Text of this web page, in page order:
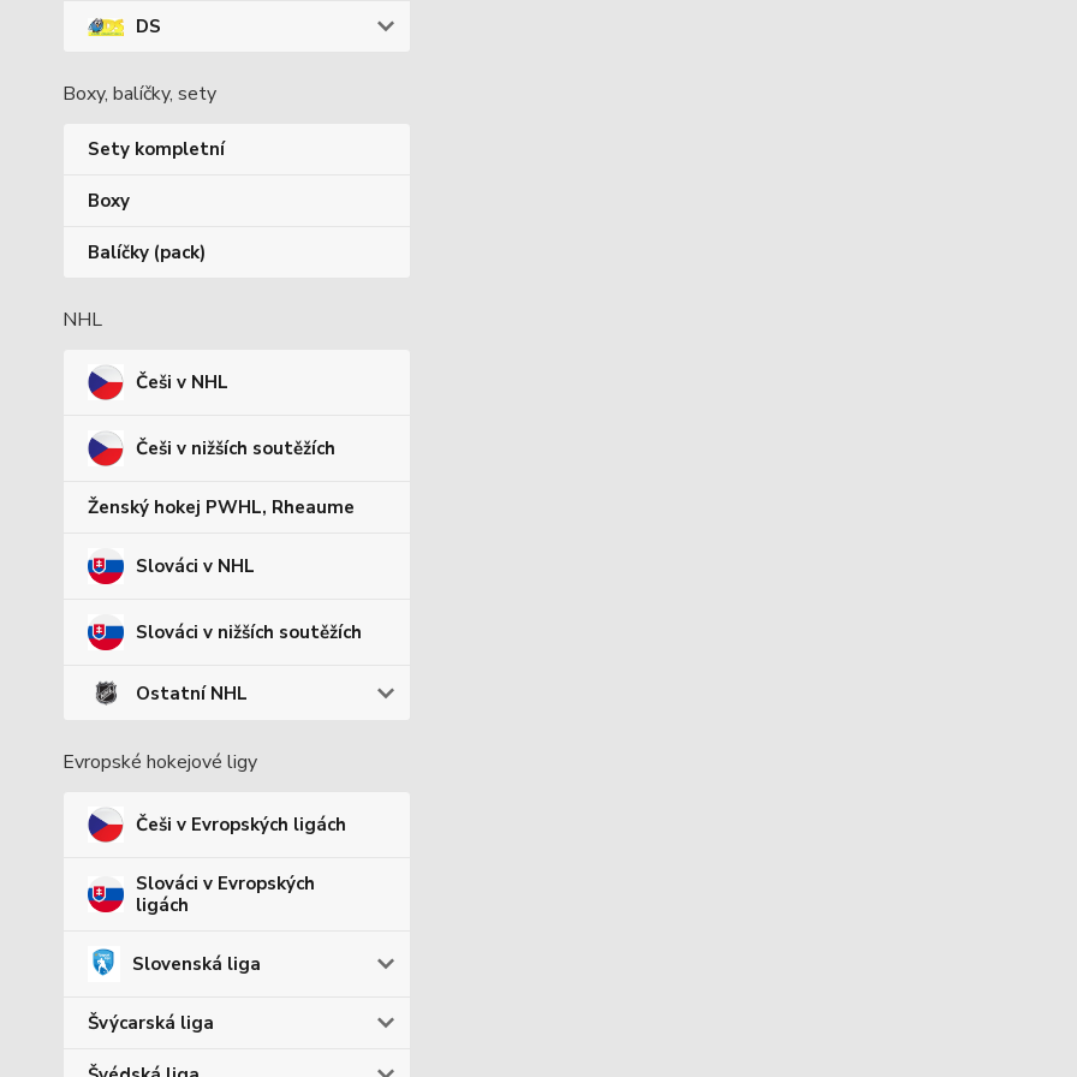
DS
Boxy, balíčky, sety
Sety kompletní
Boxy
Balíčky (pack)
NHL
Češi v NHL
Češi v nižších soutěžích
Ženský hokej PWHL, Rheaume
Slováci v NHL
Slováci v nižších soutěžích
Ostatní NHL
Evropské hokejové ligy
Češi v Evropských ligách
Slováci v Evropských
ligách
Slovenská liga
Švýcarská liga